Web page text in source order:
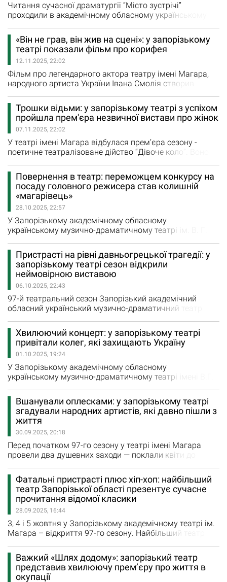
Читання сучасної драматургії “Місто зустрічі”
проходили в академічному обласному українському
рамках проєкту “Драматургія змін: театральна мережа
для суспільного діалогу”. Цікавий захід тривав два дні.
Програма читань складалася з презентації
драматургічної збірки “Драма панорама”,…
«Він не грав, він жив на сцені»: у запорізькому
театрі показали фільм про корифея
12.11.2025, 22:02
Фільм про легендарного актора театру імені Магара,
народного артиста України Івана Смолія створив
який особисто знав Івана Ілліча. Презентація фільму
відбулася у другі роковини з дня смерті Івана Смолія.
«Вперше на сцену театру я ступив у 4 роки. Закохався з
першого погляду — в сцену, в атмосферу…
Трошки відьми: у запорізькому театрі з успіхом
пройшла прем'єра незвичної вистави про жінок
07.11.2025, 22:02
У театрі імені Магара відбулася прем’єра сезону -
поетичне театралізоване дійство “Дівоче коло”. Воно
для актрис і столики зі стільцями для глядачів. Така
близькість сприяла атмосфері задушевності,
розкутості, а ще - відчуттю емоційного єднання тих, хто
брав участь у поетичному дійстві, і тих,…
Повернення в театр: переможцем конкурсу на
посаду головного режисера став колишній
«магарівець»
28.10.2025, 22:57
У Запорізькому академічному обласному
українському музично-драматичному театрі ім. В. Г.
посад. За результатами конкурсу переможцем на
заміщення вакантної посади головного режисера став
відомий запорізький театральний режисер, заслужений
діяч мистецтв України Віктор Попов, який свого часу
працював у цьому театрі заступником…
Пристрасті на рівні давньогрецької трагедії: у
запорізькому театрі сезон відкрили
неймовірною виставою
06.10.2025, 22:43
97-й театральний сезон Запорізький академічний
обласний український музично-драматичний театр
за повістю Ольги Кобилянської "У неділю рано зілля
копала" (інсценізація Віталія Денисенка). Вистава
«Зілля» три дні поспіль збирала аншлаги, у фіналі
глядачі довго не відпускали акторів і режисера,…
Хвилюючий концерт: у запорізькому театрі
привітали колег, які захищають Україну
01.10.2025, 19:24
У Запорізькому академічному обласному
українському музично-драматичному театрі імені В.Г.
вшановує тих, хто зі зброєю в руках відстоює
незалежність України, її свободу та майбутнього. З
нагоди Дня захисника і захисниці України у театрі
відбувся невеличкий концерт, на якому
найпочеснішими гостями були працівники,…
Вшанували оплесками: у запорізькому театрі
згадували народних артистів, які давно пішли з
життя
30.09.2025, 20:18
Перед початком 97-го сезону у театрі імені Магара
провели два душевних заходи — поклали квіти до
режисером майже 30 років, і відкрили пам’ятні
таблички на гримерках на честь народних артистів
України Григорія Антоненка, Тетяни Мірошниченко та
Володимира Лук’янця, які віддали усе своє життя
служінню…
Фатальні пристрасті плюс хіп-хоп: найбільший
театр Запорізької області презентує сучасне
прочитання відомої класики
28.09.2025, 16:44
3, 4 і 5 жовтня у Запорізькому академічному театрі ім.
Магара – відкриття 97-го сезону. Найбільший театр
– виставу «Зілля» за повістю Ольги Кобилянської. Цю
постановку в театрі створює відомий український
режисер, запоріжець, який нині очолює театр у Дніпрі,
Важкий «Шлях додому»: запорізький театр
представив хвилюючу прем’єру про життя в
окупації